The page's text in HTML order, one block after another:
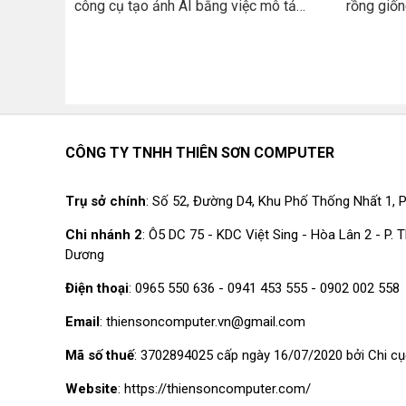
công cụ tạo ảnh AI bằng việc mô tả
tài khoản Dall-E 2 nhé!
rồng
là Bí kíp
sở hữu
của loại
PC,
này cho
CÔNG TY TNHH THIÊN SƠN COMPUTER
Trụ sở chính: Số 52, Đường D4, Khu Phố Thống Nhất 1,
Chi nhánh 2: Ô5 DC 75 - KDC Việt Sing - Hòa Lân 2 - P.
Dương
Điện thoại: 0965 550 636 - 0941 453 555 - 0902 002 558
Email: thiensoncomputer.vn@gmail.com
Mã số thuế: 3702894025 cấp ngày 16/07/2020 bởi Chi
Website: https://thiensoncomputer.com/